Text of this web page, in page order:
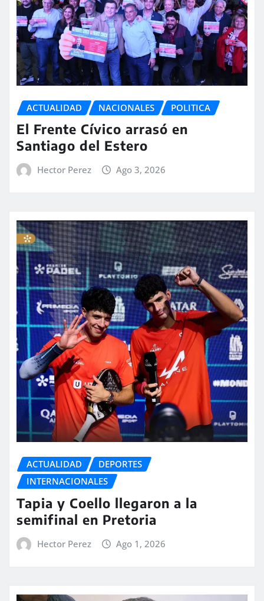
ACTUALIDAD NACIONALES POLITICA
El Frente Cívico arrasó en
Santiago del Estero
Hector Perez Ago 3, 2026
ACTUALIDAD
DEPORTES
INTERNACIONALES
Tapia y Coello llegaron a la
semifinal en Pretoria
Hector Perez Ago 1, 2026